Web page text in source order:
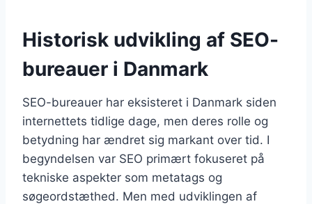
Historisk udvikling af SEO-
bureauer i Danmark
SEO-bureauer har eksisteret i Danmark siden
internettets tidlige dage, men deres rolle og
betydning har ændret sig markant over tid. I
begyndelsen var SEO primært fokuseret på
tekniske aspekter som metatags og
søgeordstæthed. Men med udviklingen af